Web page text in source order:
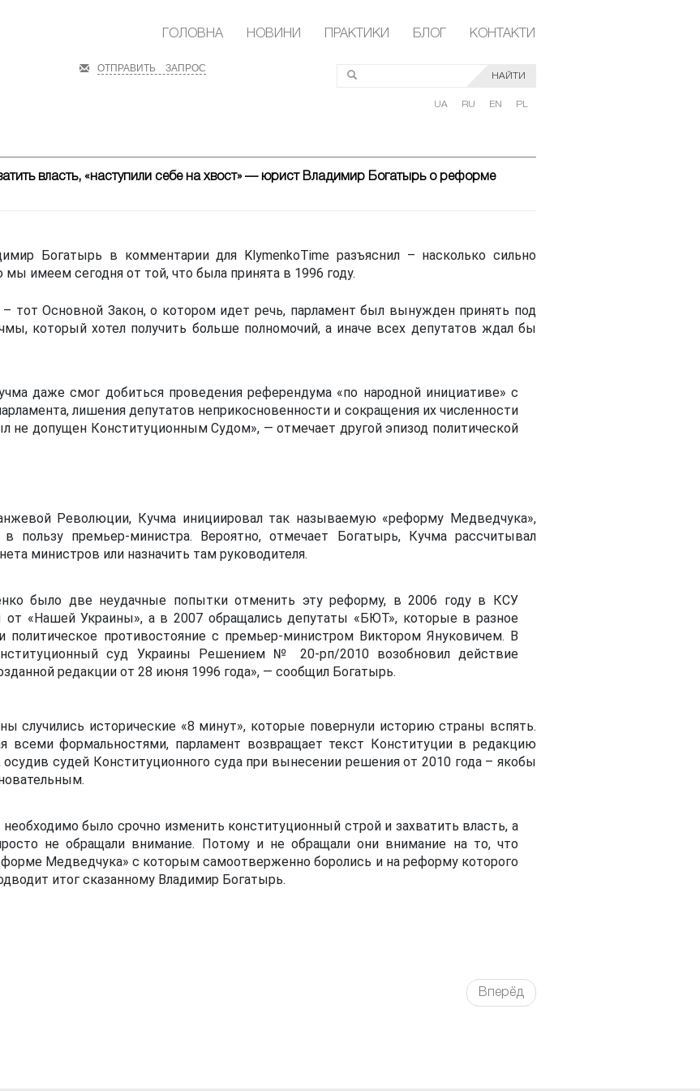
ГОЛОВНА НОВИНИ ПРАКТИКИ БЛОГ КОНТАКТИ
ОТПРАВИТЬ ЗАПРОС
НАЙТИ
UA RU EN PL
власть, «наступили себе на хвост» — юрист Владимир Богатырь о реформе
Богатырь в комментарии для KlymenkoTime разъяснил – насколько сильно
мы имеем сегодня от той, что была принята в 1996 году.
тот Основной Закон, о котором идет речь, парламент был вынужден принять под
который хотел получить больше полномочий, а иначе всех депутатов ждал бы
даже смог добиться проведения референдума «по народной инициативе» с
лишения депутатов неприкосновенности и сокращения их численности
не допущен Конституционным Судом», — отмечает другой эпизод политической
Революции, Кучма инициировал так называемую «реформу Медведчука»,
в пользу премьер-министра. Вероятно, отмечает Богатырь, Кучма рассчитывал
министров или назначить там руководителя.
было две неудачные попытки отменить эту реформу, в 2006 году в КСУ
от «Нашей Украины», а в 2007 обращались депутаты «БЮТ», которые в разное
политическое противостояние с премьер-министром Виктором Януковичем. В
суд Украины Решением № 20-рп/2010 возобновил действие
редакции от 28 июня 1996 года», — сообщил Богатырь.
случились исторические «8 минут», которые повернули историю страны вспять.
всеми формальностями, парламент возвращает текст Конституции в редакцию
судей Конституционного суда при вынесении решения от 2010 года – якобы
было срочно изменить конституционный строй и захватить власть, а
не обращали внимание. Потому и не обращали они внимание на то, что
Медведчука» с которым самоотверженно боролись и на реформу которого
итог сказанному Владимир Богатырь.
Вперёд